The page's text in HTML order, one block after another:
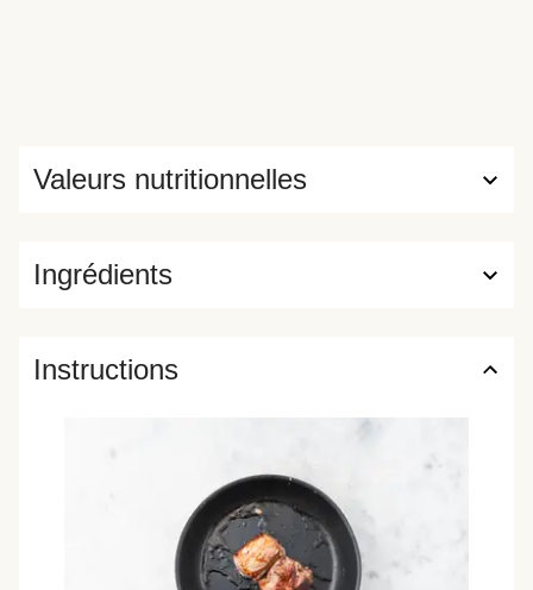
Ingrédients
Valeurs nutritionnelles
Instructions